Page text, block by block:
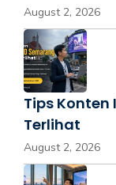
August 2, 2026
Tips Konten
Terlihat
August 2, 2026